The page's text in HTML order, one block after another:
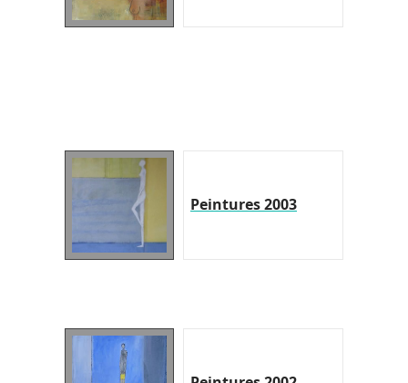
Peintures 2003